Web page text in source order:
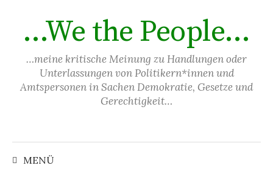
Inhalt
…We the People…
…meine kritische Meinung zu Handlungen oder
Unterlassungen von Politikern*innen und
Amtspersonen in Sachen Demokratie, Gesetze und
Gerechtigkeit…
MENÜ
Suchen